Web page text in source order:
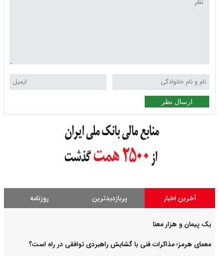
ارسال نظر
آخرین اخبار پربازدیدترین روزنامه
یک پیمان و هزار معنا
معمای هرمز؛ مذاکرات فنی با گشایش راهبردی توافقی در راه است؟